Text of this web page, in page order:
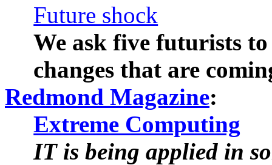
Future shock
We ask five futurists
changes that are
Redmond Magazine:
Extreme Computing
IT is being applied in